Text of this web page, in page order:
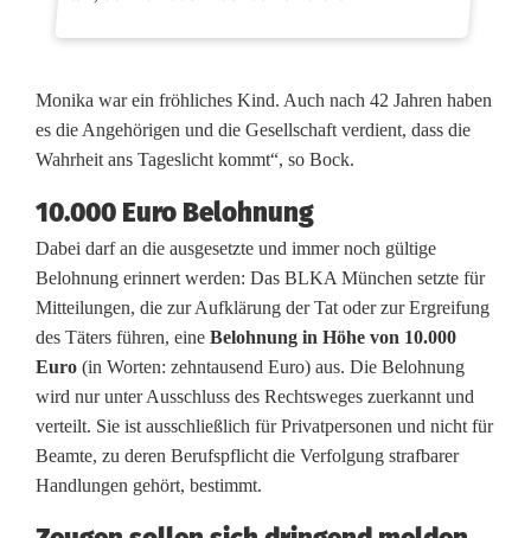
Monika war ein fröhliches Kind. Auch nach 42 Jahren haben
es die Angehörigen und die Gesellschaft verdient, dass die
Wahrheit ans Tageslicht kommt“, so Bock.
10.000 Euro Belohnung
Dabei darf an die ausgesetzte und immer noch gültige
Belohnung erinnert werden: Das BLKA München setzte für
Mitteilungen, die zur Aufklärung der Tat oder zur Ergreifung
des Täters führen, eine Belohnung in Höhe von 10.000
Euro (in Worten: zehntausend Euro) aus. Die Belohnung
wird nur unter Ausschluss des Rechtsweges zuerkannt und
verteilt. Sie ist ausschließlich für Privatpersonen und nicht für
Beamte, zu deren Berufspflicht die Verfolgung strafbarer
Handlungen gehört, bestimmt.